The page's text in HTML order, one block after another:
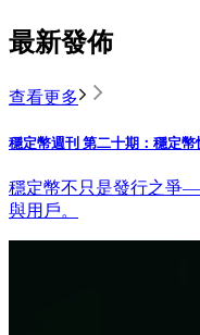
最新發佈
查看更多
穩定幣週刊 第二十期：穩定
穩定幣不只是發行之爭
與用戶。